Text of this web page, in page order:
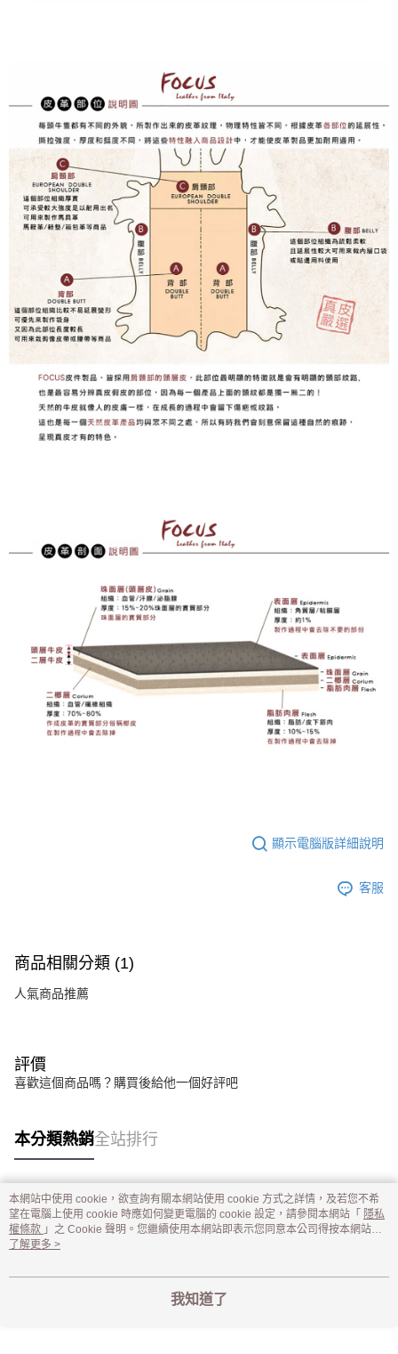
顯示電腦版詳細說明
客服
商品相關分類 (1)
人氣商品推薦
評價
喜歡這個商品嗎？購買後給他一個好評吧
本分類熱銷全站排行
熱門標籤
本網站中使用 cookie，欲查詢有關本網站使用 cookie 方式之詳情，及若您不希
望在電腦上使用 cookie 時應如何變更電腦的 cookie 設定，請參閱本網站「 隱私
權條款 」之 Cookie 聲明。您繼續使用本網站即表示您同意本公司得按本網站使
用條款之 Cookie 聲明使用 cookie。
了解更多 >
我知道了